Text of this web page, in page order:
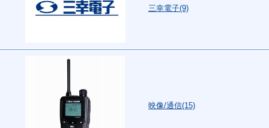
三幸電子(9)
映像/通信(15)